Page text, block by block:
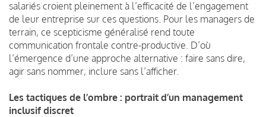
salariés croient pleinement à l’efficacité de l’engagement
de leur entreprise sur ces questions. Pour les managers de
terrain, ce scepticisme généralisé rend toute
communication frontale contre-productive. D’où
l’émergence d’une approche alternative : faire sans dire,
agir sans nommer, inclure sans l’afficher.
Les tactiques de l’ombre : portrait d’un management
inclusif discret